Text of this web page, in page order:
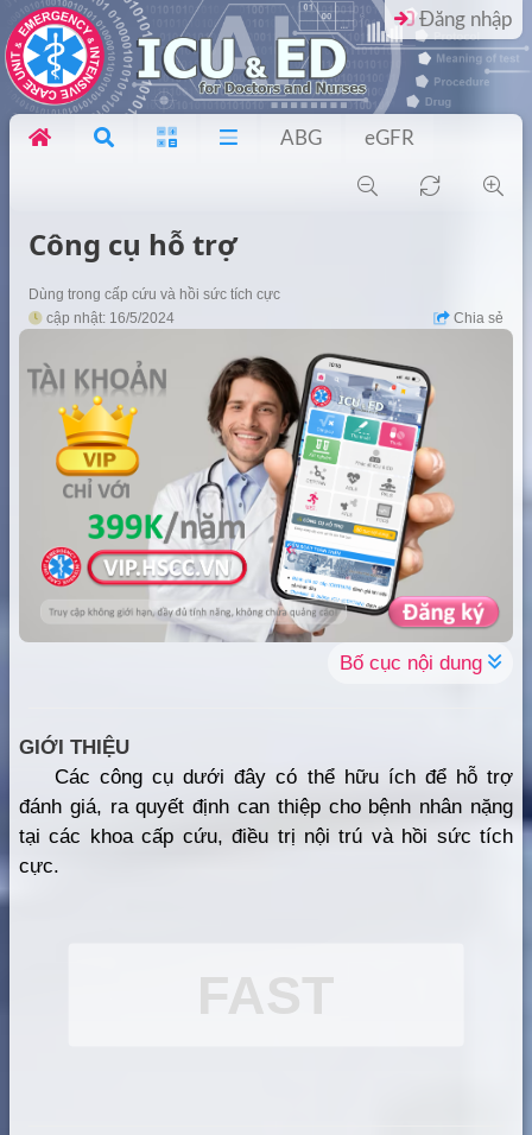
Đăng nhập
ABG eGFR
Công cụ hỗ trợ
Dùng trong cấp cứu và hồi sức tích cực
cập nhật: 16/5/2024
Chia sẻ
Bố cục nội dung
GIỚI THIỆU
Các công cụ dưới đây có thể hữu ích để hỗ trợ
đánh giá, ra quyết định can thiệp cho bệnh nhân nặng
tại các khoa cấp cứu, điều trị nội trú và hồi sức tích
cực.
FAST